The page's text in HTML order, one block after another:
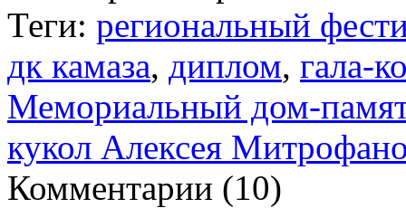
Теги: региональный
дк камаза, диплом, гала-
Мемориальный дом-
кукол Алексея
Комментарии (10)